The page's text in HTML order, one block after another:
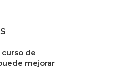
curso de
mejorar